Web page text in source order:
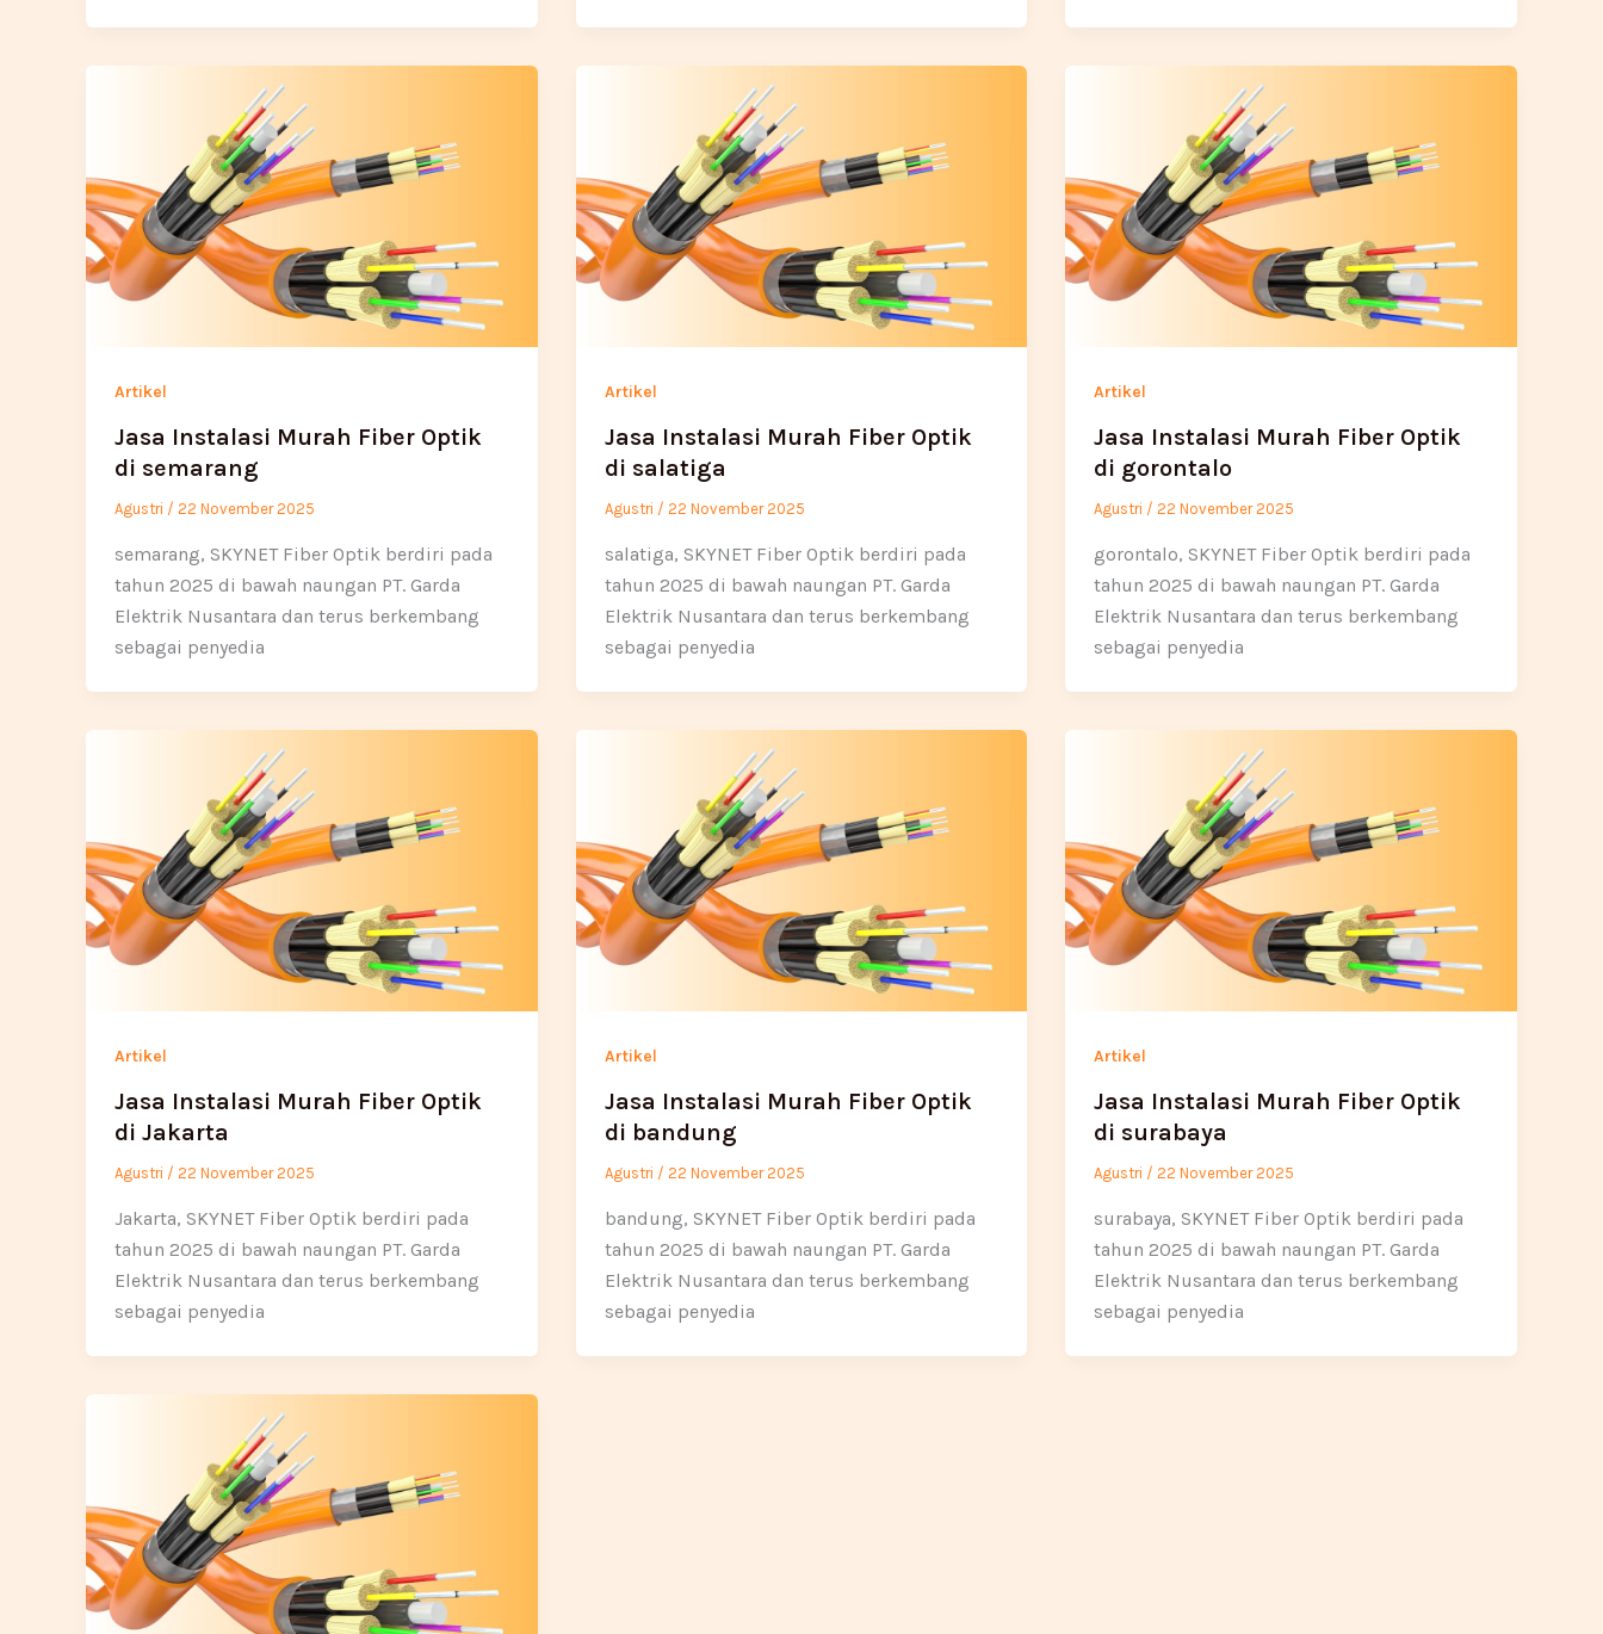
Artikel
Jasa Instalasi Murah Fiber Optik
di semarang
Agustri / 22 November 2025
semarang, SKYNET Fiber Optik berdiri pada
tahun 2025 di bawah naungan PT. Garda
Elektrik Nusantara dan terus berkembang
sebagai penyedia
Artikel
Jasa Instalasi Murah Fiber Optik
di salatiga
Agustri / 22 November 2025
salatiga, SKYNET Fiber Optik berdiri pada
tahun 2025 di bawah naungan PT. Garda
Elektrik Nusantara dan terus berkembang
sebagai penyedia
Artikel
Jasa Instalasi Murah Fiber Optik
di gorontalo
Agustri /22 November 2025
gorontalo, SKYNET Fiber Optik berdiri pada
tahun 2025 di bawah naungan PT. Garda
Elektrik Nusantara dan terus berkembang
sebagai penyedia
Artikel
Jasa Instalasi Murah Fiber Optik
di Jakarta
Agustri / 22 November 2025
Jakarta, SKYNET Fiber Optik berdiri pada
tahun 2025 di bawah naungan PT. Garda
Elektrik Nusantara dan terus berkembang
sebagai penyedia
Artikel
Jasa Instalasi Murah Fiber Optik
di bandung
Agustri / 22 November 2025
bandung, SKYNET Fiber Optik berdiri pada
tahun 2025 di bawah naungan PT. Garda
Elektrik Nusantara dan terus berkembang
sebagai penyedia
Artikel
Jasa Instalasi Murah Fiber Optik
di surabaya
Agustri /22 November 2025
surabaya, SKYNET Fiber Optik berdiri pada
tahun 2025 di bawah naungan PT. Garda
Elektrik Nusantara dan terus berkembang
sebagai penyedia